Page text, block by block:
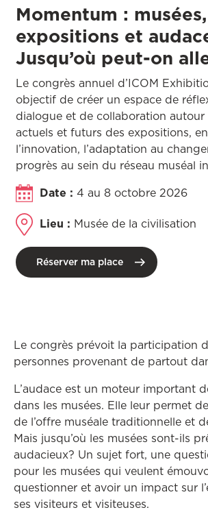
Momentum : musées,
expositions et
Jusqu’où peut-on
Le congrès annuel d’ICOM
objectif de créer un espace de
dialogue et de collaboration autour
actuels et futurs des expositions,
l’innovation, l’adaptation au
progrès au sein du réseau muséal
Date : 4 au 8 octobre 2026
Lieu : Musée de la civilisation
Réserver ma place
Le congrès prévoit la participation
personnes provenant de partout
L’audace est un moteur important
dans les musées. Elle leur permet
de l’offre muséale traditionnelle et
Mais jusqu’où les musées sont-ils
audacieux? Un sujet fort, une
pour les musées qui veulent
questionner et avoir un impact sur
ses visiteurs et visiteuses.